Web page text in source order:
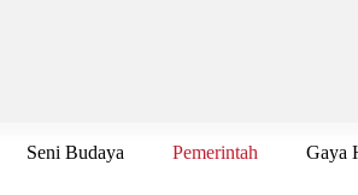
Seni Budaya Pemerintah Gaya